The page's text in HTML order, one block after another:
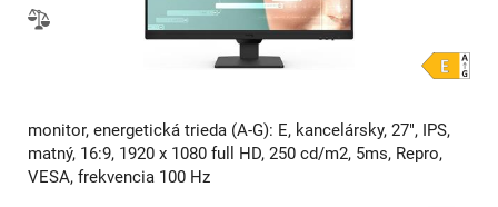
monitor, energetická trieda (A-G): E, kancelársky, 27", IPS,
matný, 16:9, 1920 x 1080 full HD, 250 cd/m2, 5ms, Repro,
VESA, frekvencia 100 Hz